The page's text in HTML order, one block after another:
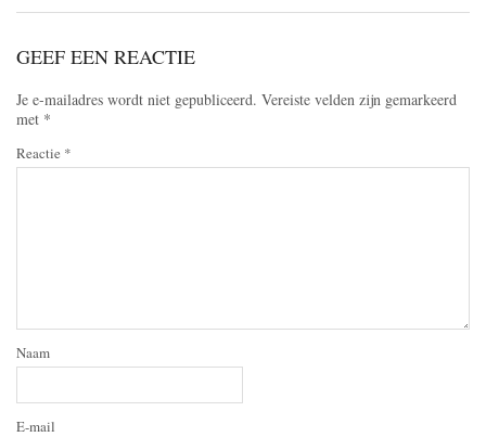
GEEF EEN REACTIE
Je e-mailadres wordt niet gepubliceerd. Vereiste velden zijn gemarkeerd
met *
Reactie *
Naam
E-mail